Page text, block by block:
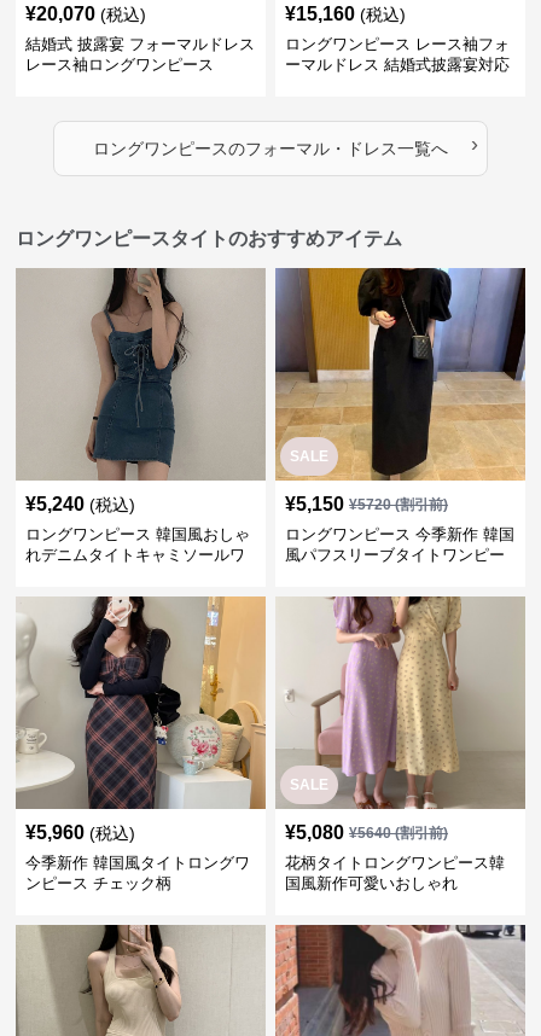
¥20,070 (税込)
結婚式 披露宴 フォーマルドレス
レース袖ロングワンピース
¥15,160 (税込)
ロングワンピース レース袖フォ
ーマルドレス 結婚式披露宴対応
ロングワンピースのフォーマル・ドレス一覧へ ›
ロングワンピースタイトのおすすめアイテム
¥5,240 (税込)
ロングワンピース 韓国風おしゃ
れデニムタイトキャミソールワ
SALE
¥5,150 ¥5720(割引前)
ロングワンピース 今季新作 韓国
風パフスリーブタイトワンピー
¥5,960 (税込)
今季新作 韓国風タイトロングワ
ンピース チェック柄
SALE
¥5,080 ¥5640(割引前)
花柄タイトロングワンピース韓
国風新作可愛いおしゃれ